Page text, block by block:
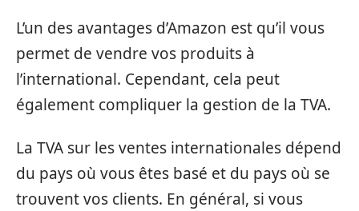
L’un des avantages d’Amazon est qu’il vous
permet de vendre vos produits à
l’international. Cependant, cela peut
également compliquer la gestion de la TVA.
La TVA sur les ventes internationales dépend
du pays où vous êtes basé et du pays où se
trouvent vos clients. En général, si vous